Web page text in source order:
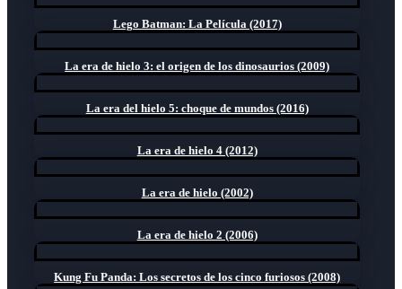
Lego Batman: La Película (2017)
La era de hielo 3: el origen de los dinosaurios (2009)
La era del hielo 5: choque de mundos (2016)
La era de hielo 4 (2012)
La era de hielo (2002)
La era de hielo 2 (2006)
Kung Fu Panda: Los secretos de los cinco furiosos (2008)